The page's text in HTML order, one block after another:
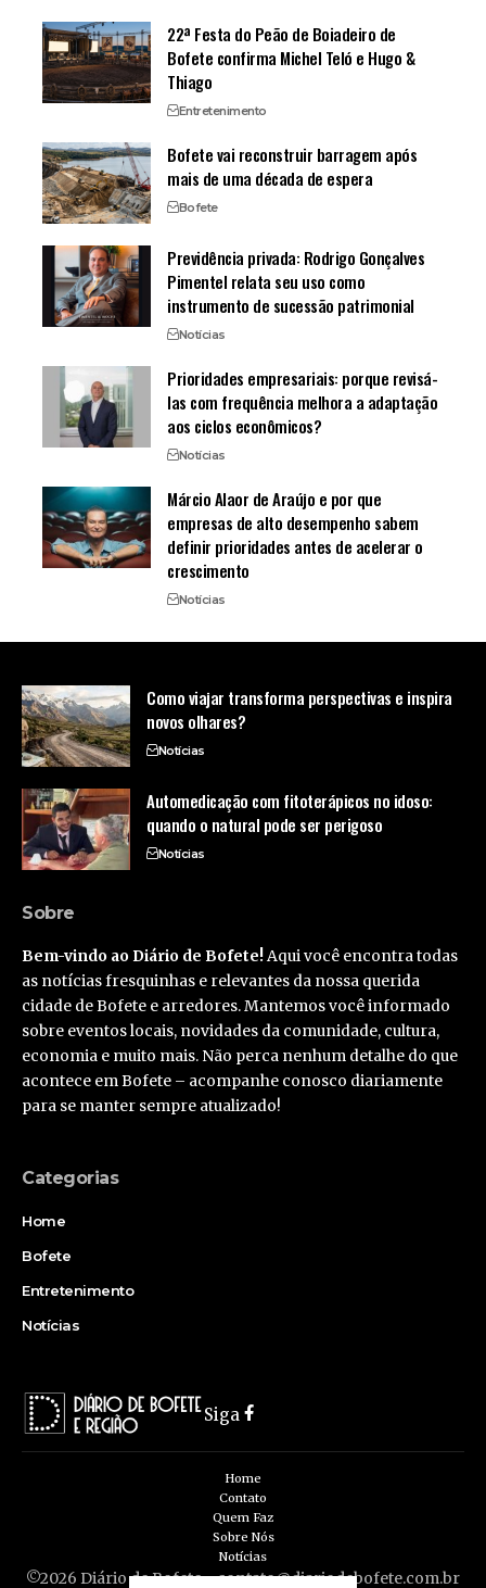
22ª Festa do Peão de Boiadeiro de
Bofete confirma Michel Teló e Hugo &
Thiago
Entretenimento
Bofete vai reconstruir barragem após
mais de uma década de espera
Bofete
Previdência privada: Rodrigo Gonçalves
Pimentel relata seu uso como
instrumento de sucessão patrimonial
Notícias
Prioridades empresariais: porque revisá-
las com frequência melhora a adaptação
aos ciclos econômicos?
Notícias
Márcio Alaor de Araújo e por que
empresas de alto desempenho sabem
definir prioridades antes de acelerar o
crescimento
Notícias
Como viajar transforma perspectivas e inspira
novos olhares?
Notícias
Automedicação com fitoterápicos no idoso:
quando o natural pode ser perigoso
Notícias
Sobre
Bem-vindo ao Diário de Bofete!Aqui você encontra todas
as notícias fresquinhas e relevantes da nossa querida
cidade de Bofete e arredores. Mantemos você informado
sobre eventos locais, novidades da comunidade, cultura,
economia e muito mais. Não perca nenhum detalhe do que
acontece em Bofete – acompanhe conosco diariamente
para se manter sempre atualizado!
Categorias
Home
Bofete
Entretenimento
Notícias
Siga
©2026 Diário de Bofete -contato@diariodebofete.com.br
Home
Contato
Quem Faz
Sobre Nós
Notícias